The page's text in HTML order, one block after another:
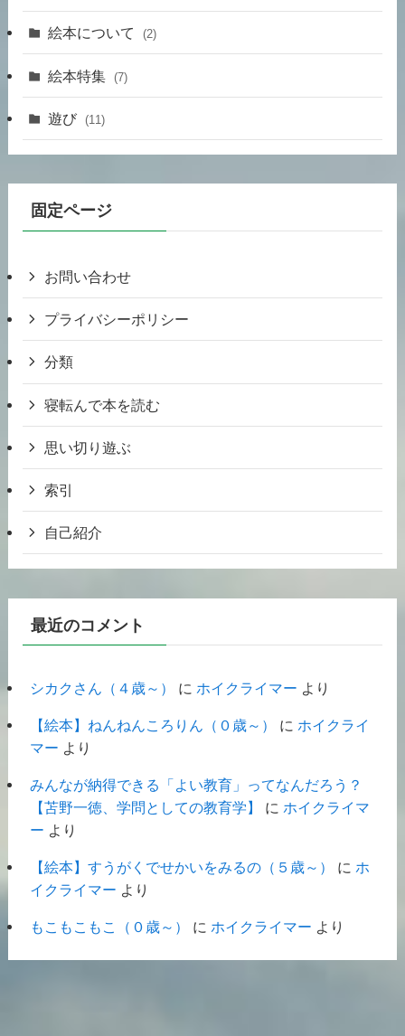
絵本について (2)
絵本特集 (7)
遊び (11)
固定ページ
お問い合わせ
プライバシーポリシー
分類
寝転んで本を読む
思い切り遊ぶ
索引
自己紹介
最近のコメント
シカクさん（４歳～） に ホイクライマー より
【絵本】ねんねんころりん（０歳～） に ホイクライ
マー より
みんなが納得できる「よい教育」ってなんだろう？
【苫野一徳、学問としての教育学】
に ホイクライマ
ー より
【絵本】すうがくでせかいをみるの（５歳～） に ホ
イクライマー より
もこもこもこ（０歳～） に ホイクライマー より